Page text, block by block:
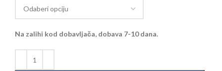
Na zalihi kod dobavljača, dobava 7-10 dana.